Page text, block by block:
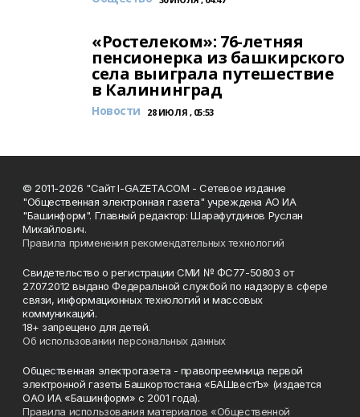
«Ростелеком»: 76-летняя
пенсионерка из башкирского
села выиграла путешествие
в Калининград
Новости 28 ИЮЛЯ , 05:53
© 2011-2026 "Сайт I-GAZETA.COM - Сетевое издание
"Общественная электронная газета" учреждена АО ИА
"Башинформ". Главный редактор: Шарафутдинов Руслан
Михайлович.
Правила применения рекомендательных технологий
Свидетельство о регистрации СМИ № ФС77-50803 от
27.07.2012 выдано Федеральной службой по надзору в сфере
связи, информационных технологий и массовых
коммуникаций.
18+ запрещено для детей.
Об использовании персональных данных
Общественная электрогазета - правопреемница первой
электронной газеты Башкортостана «БАШвестЪ» (издается
ОАО ИА «Башинформ» с 2001 года).
Правила использования материалов «Общественной